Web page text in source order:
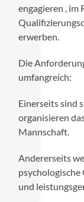
engagieren , im
erwerben.
Die
umfangreich:
Einerseits sind
organisieren
Mannschaft.
Andererseits
und